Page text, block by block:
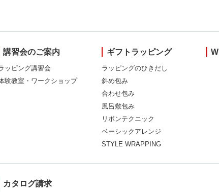
講習会のご案内
ッピング講習会
験教室・ワークショップ
ギフトラッピング
ラッピングのひきだし
斜め包み
合わせ包み
風呂敷包み
リボンテクニック
ベーシックアレンジ
STYLE WRAPPING
カタログ請求